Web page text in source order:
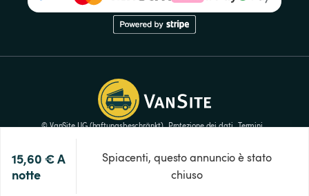
15,60 €A
notte
Spiacenti, questo annuncio è stato
chiuso
© VanSite UG (haftungsbeschränkt) Protezione dei dati Termini